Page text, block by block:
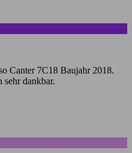
Canter 7C18 Baujahr 2018.
dankbar.